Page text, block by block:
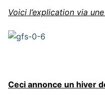
Voici l’explication via
Ceci annonce un hiver